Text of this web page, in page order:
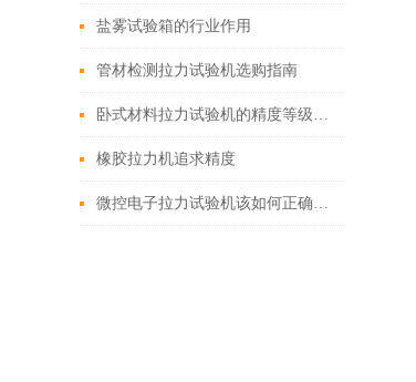
盐雾试验箱的行业作用
管材检测拉力试验机选购指南
卧式材料拉力试验机的精度等级对测试结果有哪些具体影响？
橡胶拉力机追求精度
微控电子拉力试验机该如何正确使用？